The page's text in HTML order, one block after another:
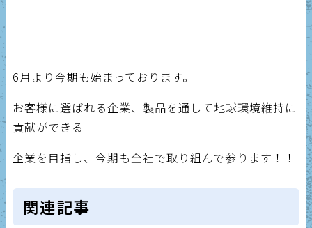
6月より今期も始まっております。
お客様に選ばれる企業、製品を通して地球環境維持に
貢献ができる
企業を目指し、今期も全社で取り組んで参ります！！
関連記事